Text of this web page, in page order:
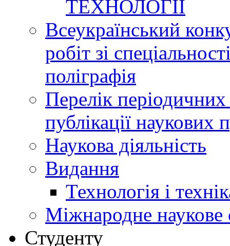
ТЕХНОЛОГІЇ
Всеукраїнський
робіт зі
поліграфія
Перелік
публікації наукових
Наукова діяльність
Видання
Технологія і
Міжнародне наукове
Студенту